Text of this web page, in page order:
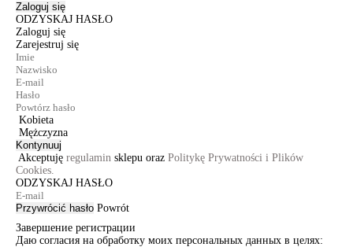
Zaloguj się
ODZYSKAJ HASŁO
Zaloguj się
Zarejestruj się
Kobieta
Mężczyzna
Kontynuuj
Akceptuję regulamin sklepu oraz Politykę Prywatności i Plików
Cookies.
ODZYSKAJ HASŁO
Przywrócić hasło Powrót
Завершение регистрации
Даю согласия на обработку моих персональных данных в целях: